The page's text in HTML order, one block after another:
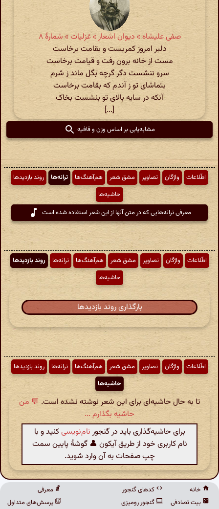
صفی علیشاه » دیوان اشعار » غزلیات » شمارهٔ ۸
دلبر امروز کمربست و بقامت برخاست
مست از خانه برون رفت و قیامت برخاست
سرو ننشست دگر گرچه بگل ماند ز شرم
بتماشای تو ز آندم که بقامت برخاست
آنکه در سایه بالای تو بنشست بخاک
[...]
مشابه‌یابی بر اساس وزن و قافیه
اطّلاعات واژگان تصاویر مشق شعر هم‌آهنگ‌ها ترانه‌ها
روند بازدیدها
حاشیه‌ها
معرفی ترانه‌هایی که در متن آنها از این شعر استفاده شده است
اطّلاعات واژگان تصاویر مشق شعر هم‌آهنگ‌ها ترانه‌ها
روند بازدیدها
حاشیه‌ها
بارگذاری روند بازدیدها
اطّلاعات واژگان تصاویر مشق شعر هم‌آهنگ‌ها ترانه‌ها
روند بازدیدها
حاشیه‌ها
تا به حال حاشیه‌ای برای این شعر نوشته نشده است. 💬 من
حاشیه بگذارم ...
برای حاشیه‌گذاری باید در گنجور نام‌نویسیکنید و با
نام کاربری خود از طریق آیکون 👤 گوشهٔ پایین سمت
چپ صفحات به آن وارد شوید.
خانه
بیت تصادفی
کدهای گنجور
گنجور رومیزی
معرفی
پرسش‌های متداول